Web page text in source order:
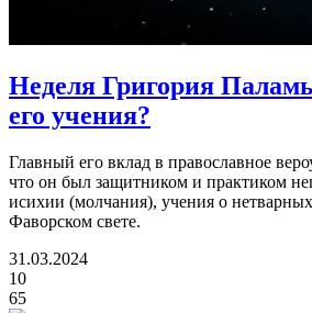
Неделя Григория
его учения?
Главный его вклад в православное
что он был защитником и практиком
исихии (молчания), учения о
Фаворском свете.
31.03.2024
10
65